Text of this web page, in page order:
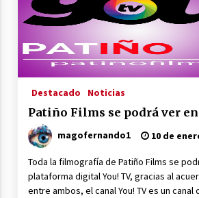
Destacado Noticias
Patiño Films se podrá ver en
magofernando1 10 de
Toda la filmografía de Patiño Films se
plataforma digital You! TV, gracias al
entre ambos, el canal You! TV es un canal